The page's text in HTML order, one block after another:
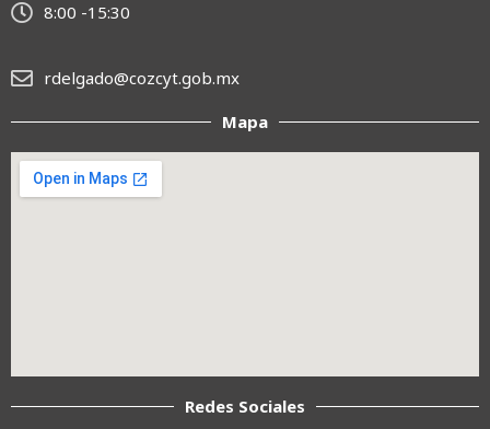
8:00 -15:30
rdelgado@cozcyt.gob.mx
Mapa
Redes Sociales